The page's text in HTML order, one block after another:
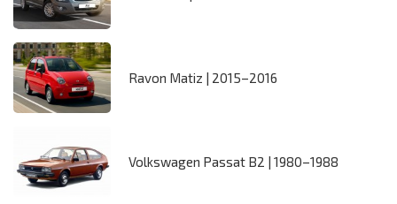
Ravon Matiz | 2015–2016
Volkswagen Passat B2 | 1980–1988